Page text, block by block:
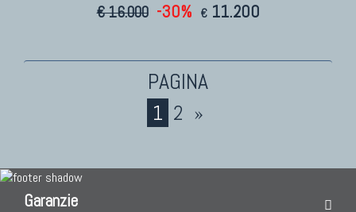
€ 16.000 -30% € 11.200
1 2 »
Garanzie